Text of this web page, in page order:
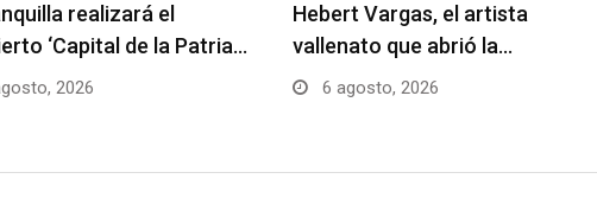
realizará el
‘Capital de la Patria…
2026
Hebert Vargas, el artista
vallenato que abrió la…
6 agosto, 2026